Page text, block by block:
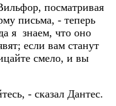
посматривая
письма, - теперь
я знаем, что оно
если вам станут
смело, и вы
- сказал Дантес.